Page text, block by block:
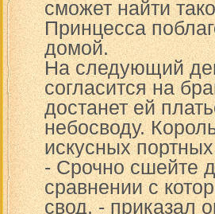
сможет найти
Принцесса
домой.
На следующий
согласится на
достанет ей
небосводу.
искусных
- Срочно сшейте
сравнении с
свод, - приказал